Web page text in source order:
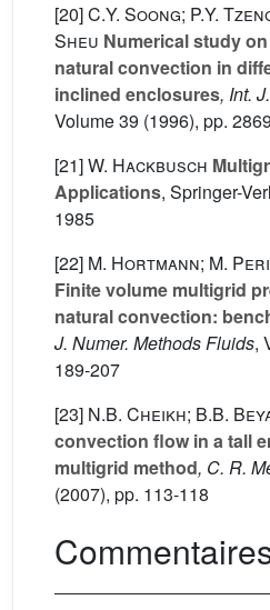
[20]C.Y. Soong; P.Y.
Sheu Numerical study
natural convection in
inclined enclosures, Int.
Volume 39 (1996), pp.
[21]W. Hackbusch
Applications, Springer-
1985
[22] M. Hortmann; M.
Finite volume multigrid
natural convection:
J. Numer. Methods Fluids,
189-207
[23] N.B. Cheikh; B.B.
convection flow in a tall
multigrid method, C. R.
(2007), pp. 113-118